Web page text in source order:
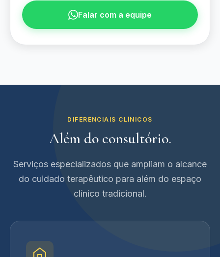
Falar com a equipe
DIFERENCIAIS CLÍNICOS
Além do consultório.
Serviços especializados que ampliam o alcance
do cuidado terapêutico para além do espaço
clínico tradicional.